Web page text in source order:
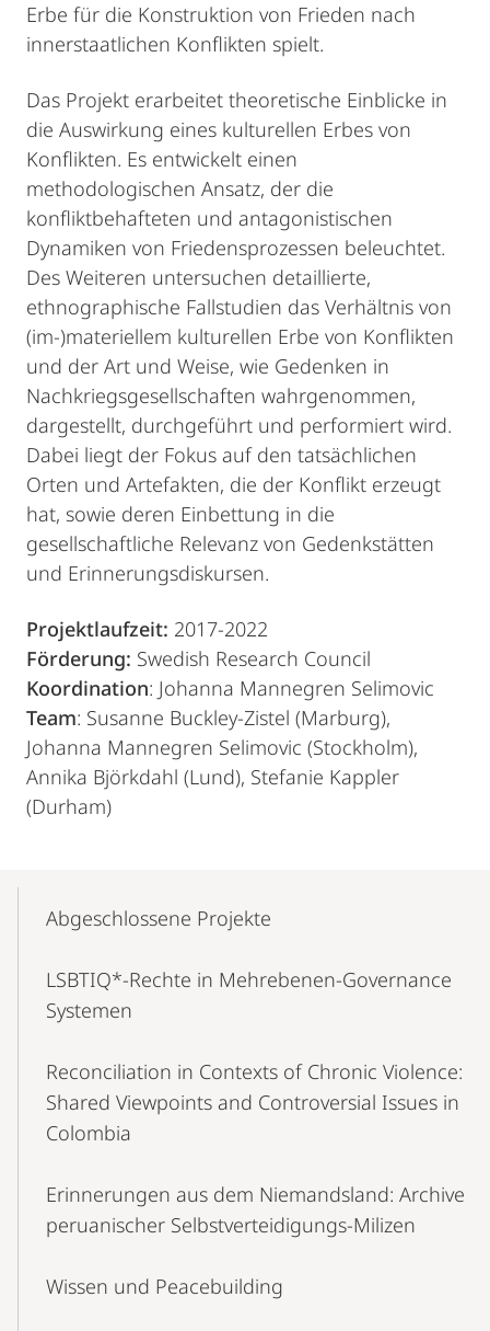
Erbe für die Konstruktion von Frieden nach
innerstaatlichen Konflikten spielt.
Das Projekt erarbeitet theoretische Einblicke in
die Auswirkung eines kulturellen Erbes von
Konflikten. Es entwickelt einen
methodologischen Ansatz, der die
konfliktbehafteten und antagonistischen
Dynamiken von Friedensprozessen beleuchtet.
Des Weiteren untersuchen detaillierte,
ethnographische Fallstudien das Verhältnis von
(im-)materiellem kulturellen Erbe von Konflikten
und der Art und Weise, wie Gedenken in
Nachkriegsgesellschaften wahrgenommen,
dargestellt, durchgeführt und performiert wird.
Dabei liegt der Fokus auf den tatsächlichen
Orten und Artefakten, die der Konflikt erzeugt
hat, sowie deren Einbettung in die
gesellschaftliche Relevanz von Gedenkstätten
und Erinnerungsdiskursen.
Projektlaufzeit: 2017-2022
Förderung: Swedish Research Council
Koordination: Johanna Mannegren Selimovic
Team: Susanne Buckley-Zistel (Marburg),
Johanna Mannegren Selimovic (Stockholm),
Annika Björkdahl (Lund), Stefanie Kappler
(Durham)
NavigationAbgeschlossene Projekte
LSBTIQ*-Rechte in Mehrebenen-Governance
Systemen
Reconciliation in Contexts of Chronic Violence:
Shared Viewpoints and Controversial Issues in
Colombia
Erinnerungen aus dem Niemandsland: Archive
peruanischer Selbstverteidigungs-Milizen
Wissen und Peacebuilding